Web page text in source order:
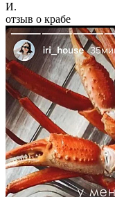
И.
отзыв о крабе